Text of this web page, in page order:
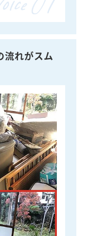
流れがスム